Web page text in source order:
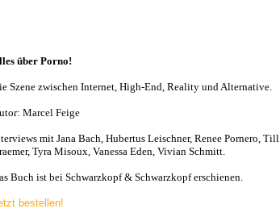
über Porno!
Szene zwischen Internet, High-End, Reality und Alternative.
Marcel Feige
mit Jana Bach, Hubertus Leischner, Renee Pornero, Till
Tyra Misoux, Vanessa Eden, Vivian Schmitt.
Buch ist bei Schwarzkopf & Schwarzkopf erschienen.
bestellen!